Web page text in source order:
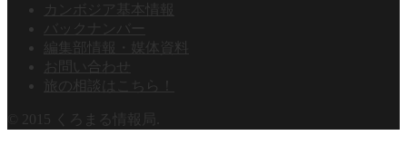
カンボジア基本情報
バックナンバー
編集部情報・媒体資料
お問い合わせ
旅の相談はこちら！
© 2015 くろまる情報局.